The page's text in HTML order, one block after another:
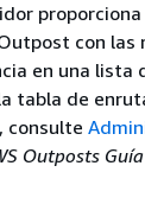
con las
en una
tabla de
consulte
Outposts